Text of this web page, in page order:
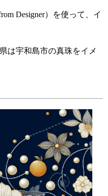
Designer）を使って、イ
は宇和島市の真珠をイメ